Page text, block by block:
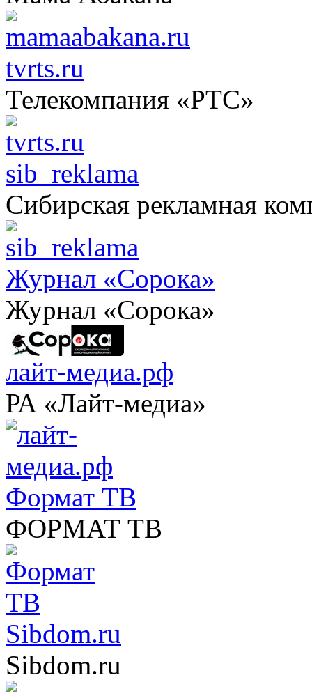
tvrts.ru
Телекомпания «РТС»
sib_reklama
Сибирская рекламная
Журнал «Сорока»
Журнал «Сорока»
лайт-медиа.рф
РА «Лайт-медиа»
Формат ТВ
ФОРМАТ ТВ
Sibdom.ru
Sibdom.ru